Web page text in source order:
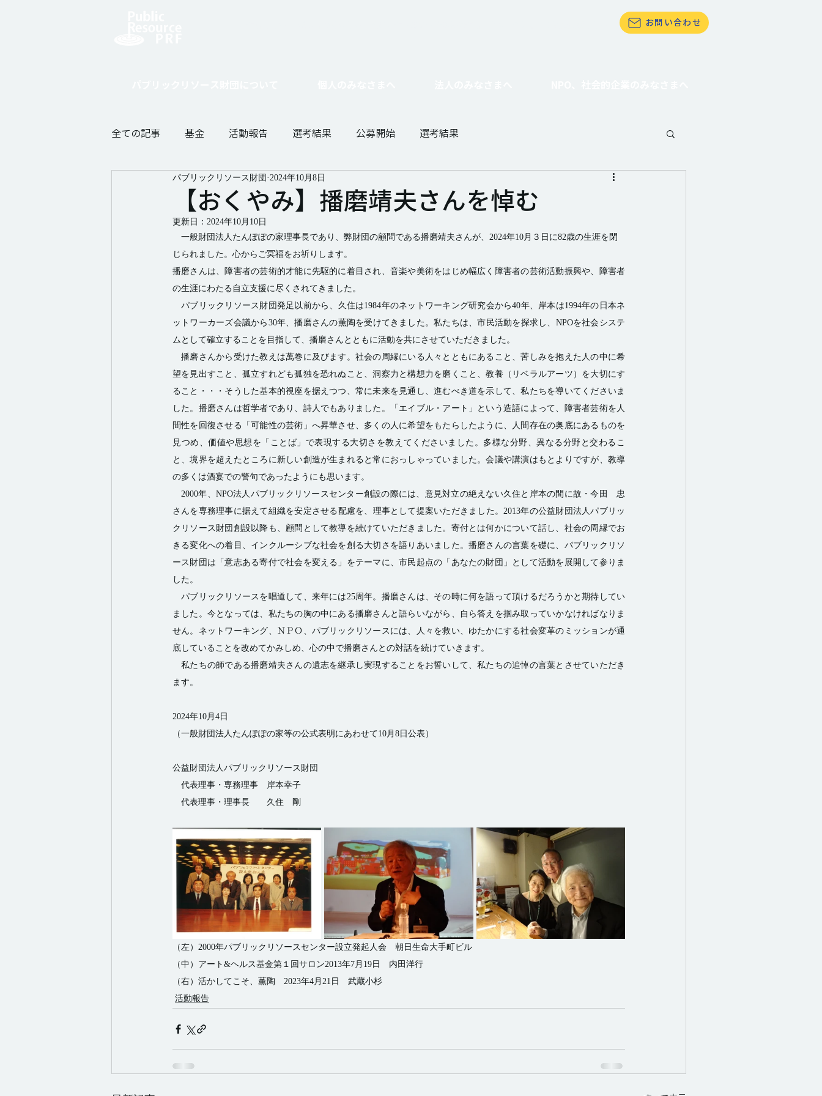
お問い合わせ
全ての記事 基金 活動報告 選考結果 公募開始 選考結果
【おくやみ】播磨靖夫さんを悼む
パブリックリソース財団 2024年10月8日
更新日： 2024年10月10日
一般財団法人たんぽぽの家理事長であり、弊財団の顧問である播磨靖夫さんが、2024年10月３日に82歳の生涯を閉
じられました。心からご冥福をお祈りします。
播磨さんは、障害者の芸術的才能に先駆的に着目され、音楽や美術をはじめ幅広く障害者の芸術活動振興や、障害者
の生涯にわたる自立支援に尽くされてきました。
パブリックリソース財団発足以前から、久住は1984年のネットワーキング研究会から40年、岸本は1994年の日本ネ
ットワーカーズ会議から30年、播磨さんの薫陶を受けてきました。私たちは、市民活動を探求し、NPOを社会システ
ムとして確立することを目指して、播磨さんとともに活動を共にさせていただきました。
播磨さんから受けた教えは萬巻に及びます。社会の周縁にいる人々とともにあること、苦しみを抱えた人の中に希
望を見出すこと、孤立すれども孤独を恐れぬこと、洞察力と構想力を磨くこと、教養（リベラルアーツ）を大切にす
ること・・・そうした基本的視座を据えつつ、常に未来を見通し、進むべき道を示して、私たちを導いてくださいま
した。播磨さんは哲学者であり、詩人でもありました。「エイブル・アート」という造語によって、障害者芸術を人
間性を回復させる「可能性の芸術」へ昇華させ、多くの人に希望をもたらしたように、人間存在の奥底にあるものを
見つめ、価値や思想を「ことば」で表現する大切さを教えてくださいました。多様な分野、異なる分野と交わるこ
と、境界を超えたところに新しい創造が生まれると常におっしゃっていました。会議や講演はもとよりですが、教導
の多くは酒宴での警句であったようにも思います。
2000年、NPO法人パブリックリソースセンター創設の際には、意見対立の絶えない久住と岸本の間に故・今田　忠
さんを専務理事に据えて組織を安定させる配慮を、理事として提案いただきました。2013年の公益財団法人パブリッ
クリソース財団創設以降も、顧問として教導を続けていただきました。寄付とは何かについて話し、社会の周縁でお
きる変化への着目、インクルーシブな社会を創る大切さを語りあいました。播磨さんの言葉を礎に、パブリックリソ
ース財団は「意志ある寄付で社会を変える」をテーマに、市民起点の「あなたの財団」として活動を展開して参りま
した。
パブリックリソースを唱道して、来年には25周年。播磨さんは、その時に何を語って頂けるだろうかと期待してい
ました。今となっては、私たちの胸の中にある播磨さんと語らいながら、自ら答えを掴み取っていかなければなりま
せん。ネットワーキング、ＮＰＯ、パブリックリソースには、人々を救い、ゆたかにする社会変革のミッションが通
底していることを改めてかみしめ、心の中で播磨さんとの対話を続けていきます。
私たちの師である播磨靖夫さんの遺志を継承し実現することをお誓いして、私たちの追悼の言葉とさせていただき
ます。
2024年10月4日
（一般財団法人たんぽぽの家等の公式表明にあわせて10月8日公表）
公益財団法人パブリックリソース財団
代表理事・専務理事　岸本幸子
代表理事・理事長　　久住　剛
（左）2000年パブリックリソースセンター設立発起人会　朝日生命大手町ビル
（中）アート&ヘルス基金第１回サロン2013年7月19日　内田洋行
（右）活かしてこそ、薫陶　2023年4月21日　武蔵小杉
活動報告